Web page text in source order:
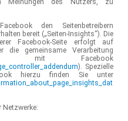
Meinungen des Nutzers, zu
den Seitenbetreibern
bereit („Seiten-Insights“). Die
Facebook-Seite erfolgt auf
die gemeinsame Verarbeitung
mit Facebook
). Spezielle
hierzu finden Sie unter